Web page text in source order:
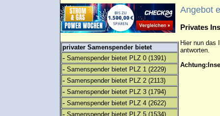
privater Samenspender bietet
- Samenspender bietet PLZ 0 (1391)
- Samenspender bietet PLZ 1 (2229)
- Samenspender bietet PLZ 2 (2113)
- Samenspender bietet PLZ 3 (1794)
- Samenspender bietet PLZ 4 (2622)
- Samenspender bietet PLZ 5 (1534)
Angebot
Privates
Hier nun das
antworten.